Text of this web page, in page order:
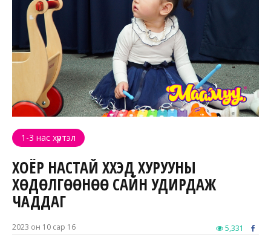
1-3 нас хүртэл
ХОЁР НАСТАЙ ХҮҮХЭД ХУРУУНЫ
ХӨДӨЛГӨӨНӨӨ САЙН УДИРДАЖ
ЧАДДАГ
2023 он 10 сар 16 5,331